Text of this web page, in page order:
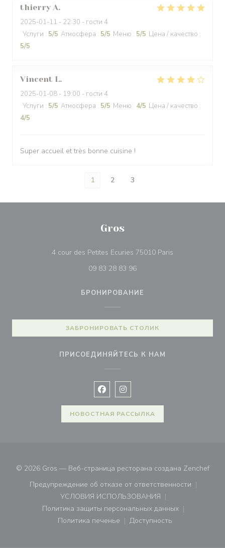
thierry A
2025-01-11 - 22:30 - гости 4
Услуги : 5/5 Атмосфера : 5/5 Меню : 5/5 Цена / качество :
5/5
Vincent L
2025-01-08 - 19:00 - гости 4
Услуги : 5/5 Атмосфера : 5/5 Меню : 4/5 Цена / качество :
4/5
Super accueil et très bonne cuisine !
1 2 3
Gros
4 cour des Petites Ecuries 75010 Paris
09 83 28 83 96
БРОНИРОВАНИЕ
ЗАБРОНИРОВАТЬ СТОЛИК
ПРИСОЕДИНЯЙТЕСЬ К НАМ
Facebook ((открывается в новом
Instagram ((открывается в
НОВОСТНАЯ РАССЫЛКА
© 2026 Gros — Веб-страница ресторана создана Zenchef
Предупреждение об отказе от ответственности
((открывается в новом окне))
УСЛОВИЯ ИСПОЛЬЗОВАНИЯ
((открывается в новом окне))
Политика защиты персональных данных
((открывается в новом окне))
Политика печенье
((открывается в новом окне))
Доступность
((открывается в